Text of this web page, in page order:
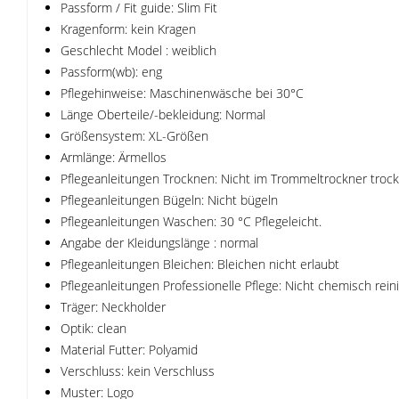
Passform / Fit guide: Slim Fit
Kragenform: kein Kragen
Geschlecht Model : weiblich
Passform(wb): eng
Pflegehinweise: Maschinenwäsche bei 30°C
Länge Oberteile/-bekleidung: Normal
Größensystem: XL-Größen
Armlänge: Ärmellos
Pflegeanleitungen Trocknen: Nicht im Trommeltrockner
Pflegeanleitungen Bügeln: Nicht bügeln
Pflegeanleitungen Waschen: 30 °C Pflegeleicht.
Angabe der Kleidungslänge : normal
Pflegeanleitungen Bleichen: Bleichen nicht erlaubt
Pflegeanleitungen Professionelle Pflege: Nicht chemisch
Träger: Neckholder
Optik: clean
Material Futter: Polyamid
Verschluss: kein Verschluss
Muster: Logo